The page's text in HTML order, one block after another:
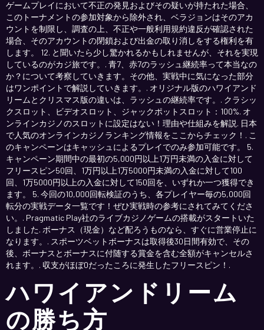
ゲームプレイにおいて不正の発見およびその疑いが持たれた場合、
このトーナメントの参加対象から除外され、ベラジョンはそのアカ
ウントを制限し、調査の上、不正や一般利用規約違反が確認された
場合、そのアカウントの閉鎖および出金の取り消しをする権利を有
します。 12. と聞いたら少し驚かれるかもしれませんが、それを実現
しているのがカジ旅です。. 青7、赤7のラッシュ継続率って本当なの
か？について考察していきます。その他、実戦中に気になった部分
はワンポイントで解説していきます。. オリジナル版のハワイアンド
リームとクリスマス版の違いは、ラッシュの継続率です。. クラシッ
クスロット、ビデオスロット、ジャックポットスロット：100%. オ
ンラインカジノのスロットに設定はない！理由や仕組みを解説. 日本
で人気のオンラインカジノランキング情報をここからチェック！. こ
のキャンペーンはキャッシュによるプレイでのみ参加可能です。 5.
キャンペーン期間中の最初の5,000円以上1万円未満の入金に対して
フリースピン50回、1万円以上1万5000円未満の入金に対して100
回、1万5000円以上の入金に対して150回を、いずれか一つ獲得でき
ます。 5. 今回の10,000回転検証のうち、各プレイヤー毎の5,000回
転分の実戦データ一覧です！ぜひ実戦時の参考にされてみてくださ
い。. Pragmatic Play社のライブカジノゲームの搭載がスタートいた
しました. ボーナス（現金）など配ろうものなら、すぐに営業停止に
なります。. スポーツベットボーナスは取得後30日間有効で、その
後、ボーナスとボーナスに付随する賞金を含む全額がキャンセルさ
れます。. 収支がほぼ0だったころに発生したフリースピン！.
ハワイアンドリーム
の勝ち方